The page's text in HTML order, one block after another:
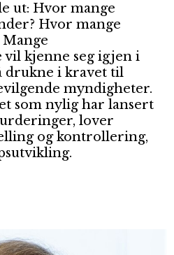
ut: Hvor mange
Hvor mange
vil kjenne seg igjen i
drukne i kravet til
myndigheter.
som nylig har lansert
lover
og kontrollering,